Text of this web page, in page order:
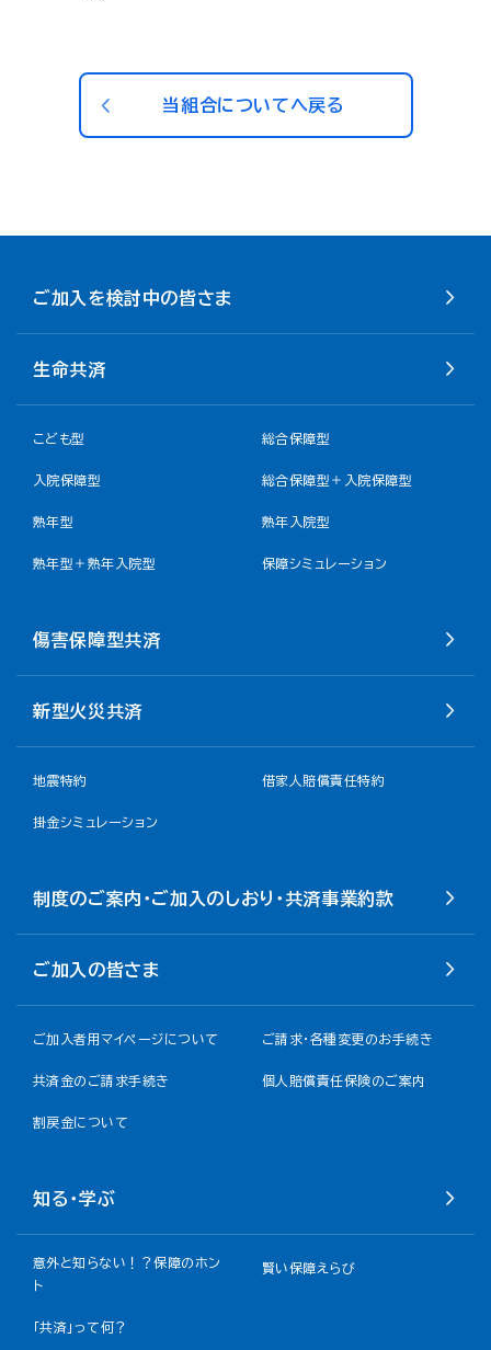
当組合についてへ戻る
ご加入を検討中の皆さま
生命共済
こども型 総合保障型
入院保障型 総合保障型＋入院保障型
熟年型 熟年入院型
熟年型＋熟年入院型 保障シミュレーション
傷害保障型共済
新型火災共済
地震特約 借家人賠償責任特約
掛金シミュレーション
制度のご案内・ご加入のしおり・共済事業約款
ご加入の皆さま
ご加入者用マイページについて ご請求・各種変更のお手続き
共済金のご請求手続き 個人賠償責任保険のご案内
割戻金について​
知る・学ぶ
意外と知らない！？保障のホン
ト
賢い保障えらび
「共済」って何？